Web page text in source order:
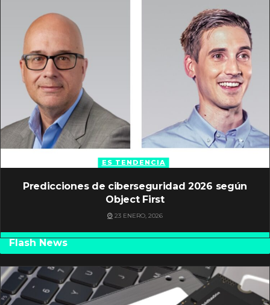
ES TENDENCIA
Predicciones de ciberseguridad 2026 según
Object First
23 ENERO, 2026
Flash News